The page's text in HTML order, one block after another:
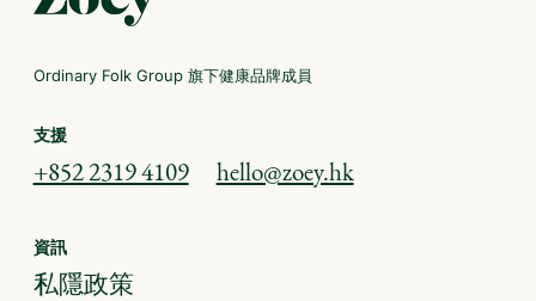
Ordinary Folk Group 旗下健康品牌成員
支援
+852 2319 4109 hello@zoey.hk
資訊
私隱政策